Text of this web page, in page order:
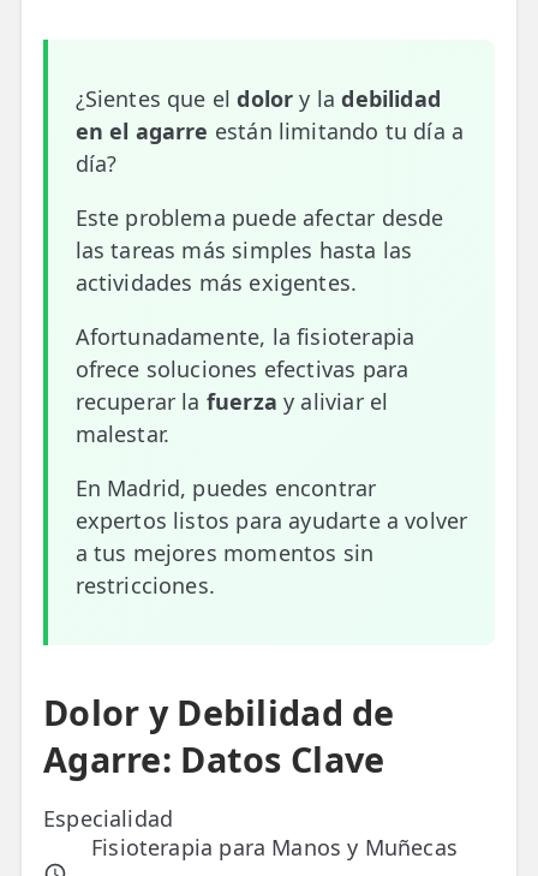
TIENDA
🛍️ Tienda Bonos
🛍️ Tienda Productos Fisioterapia
🎁 Tarjetas Regalo
❤️ Ofertas
CONTACTO
📧 Contacta
ESPECIALIDADES
🦴 Osteopatía
🫶 Suelo Pélvico
💆 Masajes Madrid
🏅 Fisioterapia Deportiva
¿Sientes que eldolor y ladebilidad
en el agarre están limitando tu día a
día?
Este problema puede afectar desde
las tareas más simples hasta las
actividades más exigentes.
Afortunadamente, la fisioterapia
ofrece soluciones efectivas para
recuperar la fuerza y aliviar el
malestar.
En Madrid, puedes encontrar
expertos listos para ayudarte a volver
a tus mejores momentos sin
restricciones.
Dolor y Debilidad de
Agarre: Datos Clave
Especialidad
Fisioterapia para Manos y Muñecas